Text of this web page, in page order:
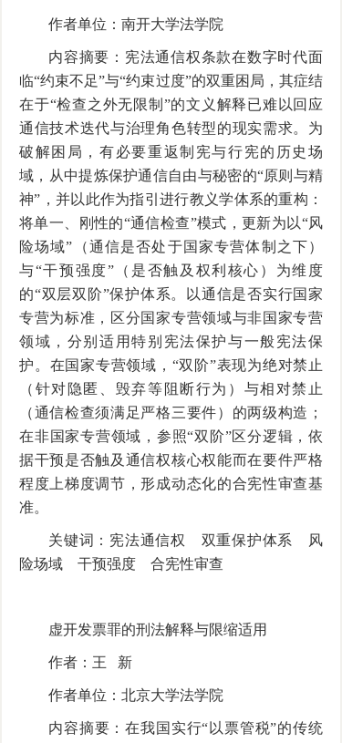
作者单位：南开大学法学院
内容摘要：宪法通信权条款在数字时代面
临“约束不足”与“约束过度”的双重困局，其症结
在于“检查之外无限制”的文义解释已难以回应
通信技术迭代与治理角色转型的现实需求。为
破解困局，有必要重返制宪与行宪的历史场
域，从中提炼保护通信自由与秘密的“原则与精
神”，并以此作为指引进行教义学体系的重构：
将单一、刚性的“通信检查”模式，更新为以“风
险场域”（通信是否处于国家专营体制之下）
与“干预强度”（是否触及权利核心）为维度
的“双层双阶”保护体系。以通信是否实行国家
专营为标准，区分国家专营领域与非国家专营
领域，分别适用特别宪法保护与一般宪法保
护。在国家专营领域，“双阶”表现为绝对禁止
（针对隐匿、毁弃等阻断行为）与相对禁止
（通信检查须满足严格三要件）的两级构造；
在非国家专营领域，参照“双阶”区分逻辑，依
据干预是否触及通信权核心权能而在要件严格
程度上梯度调节，形成动态化的合宪性审查基
准。
关键词：宪法通信权 双重保护体系 风
险场域 干预强度 合宪性审查
虚开发票罪的刑法解释与限缩适用
作者：王 新
作者单位：北京大学法学院
内容摘要：在我国实行“以票管税”的传统